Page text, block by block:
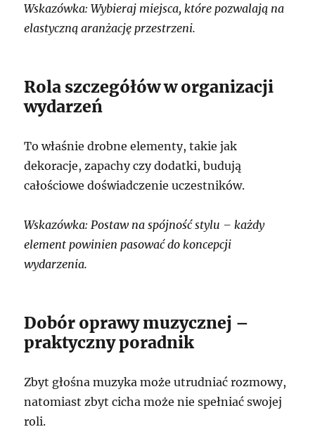
Wskazówka: Wybieraj miejsca, które pozwalają na
elastyczną aranżację przestrzeni.
Rola szczegółów w organizacji
wydarzeń
To właśnie drobne elementy, takie jak
dekoracje, zapachy czy dodatki, budują
całościowe doświadczenie uczestników.
Wskazówka: Postaw na spójność stylu – każdy
element powinien pasować do koncepcji
wydarzenia.
Dobór oprawy muzycznej –
praktyczny poradnik
Zbyt głośna muzyka może utrudniać rozmowy,
natomiast zbyt cicha może nie spełniać swojej
roli.